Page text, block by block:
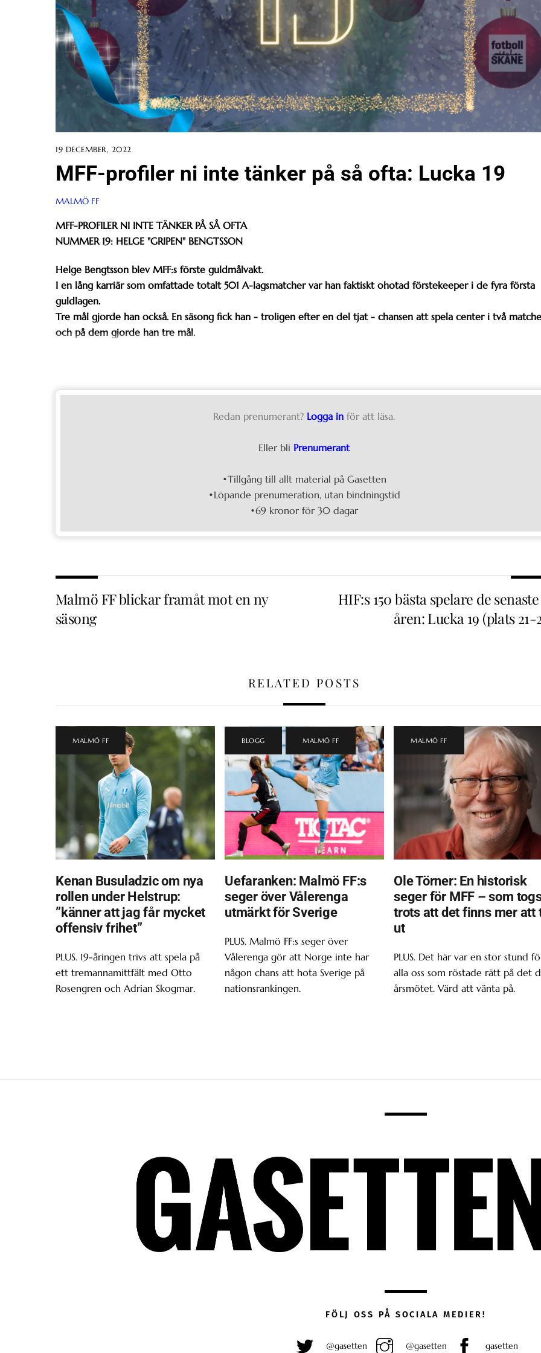
19 DECEMBER, 2022
MFF-profiler ni inte tänker på så ofta: Lucka 19
MALMÖ FF
MFF-PROFILER NI INTE TÄNKER PÅ SÅ OFTA
NUMMER 19: HELGE "GRIPEN" BENGTSSON
Helge Bengtsson blev MFF:s förste guldmålvakt.
I en lång karriär som omfattade totalt 501 A-lagsmatcher var han faktiskt ohotad förstekeeper i de fyra första
guldlagen.
Tre mål gjorde han också. En säsong fick han - troligen efter en del tjat - chansen att spela center i två
och på dem gjorde han tre mål.
Redan prenumerant? Logga in för att läsa.
Eller bli Prenumerant
•Tillgång till allt material på Gasetten
•Löpande prenumeration, utan bindningstid
•69 kronor för 30 dagar
Malmö FF blickar framåt mot en ny
säsong
HIF:s 150 bästa spelare de senaste
åren: Lucka 19 (plats 21-
RELATED POSTS
MALMÖ FF
Kenan Busuladzic om nya
rollen under Helstrup:
”känner att jag får mycket
offensiv frihet”
PLUS. 19-åringen trivs att spela på
ett tremannamittfält med Otto
Rosengren och Adrian Skogmar.
BLOGG MALMÖ FF
Uefaranken: Malmö FF:s
seger över Vålerenga
utmärkt för Sverige
PLUS. Malmö FF:s seger över
Vålerenga gör att Norge inte har
någon chans att hota Sverige på
nationsrankingen.
MALMÖ FF
Ole Törner: En historisk
seger för MFF – som
trots att det finns mer att
ut
PLUS. Det här var en stor stund
alla oss som röstade rätt på det
årsmötet. Värd att vänta på.
FÖLJ OSS PÅ SOCIALA MEDIER!
@gasetten @gasetten gasetten